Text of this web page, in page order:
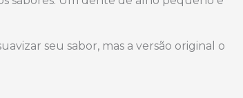
seu sabor, mas a versão original o